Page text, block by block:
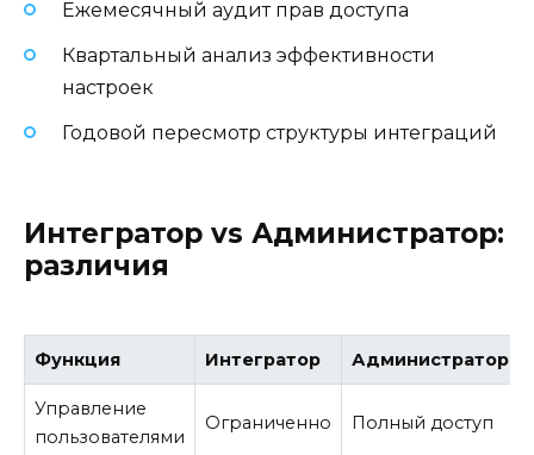
Ежемесячный аудит прав доступа
Квартальный анализ эффективности
настроек
Годовой пересмотр структуры интеграций
Интегратор vs Администратор:
различия
Функция Интегратор Администратор
Управление
пользователями
Ограниченно Полный доступ